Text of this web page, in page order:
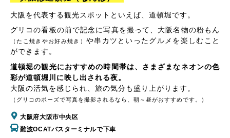
大阪を代表する観光スポットといえば、道頓堀です。
グリコの看板の前で記念に写真を撮って、大阪名物の粉もん
（たこ焼きやお好み焼き） や串カツといったグルメを楽しむこと
ができます。
道頓堀の観光におすすめの時間帯は、さまざまなネオンの色
彩が道頓堀川に映し出される夜。
大阪の活気を感じられ、旅の気分も盛り上がります。
（グリコのポーズで写真を撮影されるなら、朝～昼がおすすめです。）
大阪府大阪市中央区
難波OCATバスターミナルで下車